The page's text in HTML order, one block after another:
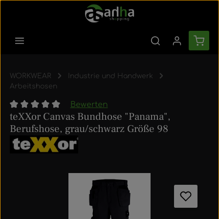
Zum Hauptinhalt springen
WORKWEAR
Industrie und Handwerk
Arbeitshosen
Durchschnittliche Bewertung von 0 von 5 Sternen
Bewerten
teXXor Canvas Bundhose "Panama",
Berufshose, grau/schwarz Größe 98
Bildergalerie überspringen